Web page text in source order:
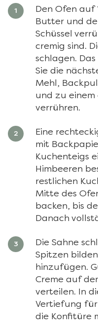
Den Ofen auf
Butter und
Schüssel
cremig sind.
schlagen.
Sie die
Mehl,
und zu einem
verrühren.
Eine
mit
Kuchenteigs
Himbeeren
restlichen
Mitte des
backen, bis
Danach
Die Sahne
Spitzen
hinzufügen.
Creme auf
verteilen. In
Vertiefung
die Konfitüre